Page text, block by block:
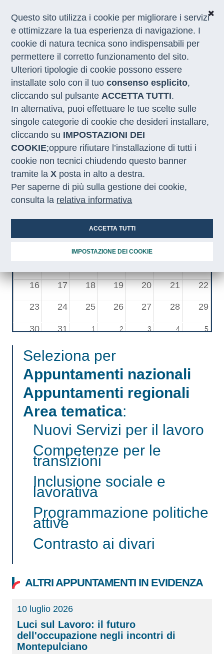
CHI SIAMO
COSA FACCIAMO
I NOSTRI SERVIZI
MEDIA
CON LE REGIONI
Home / Appuntamenti / Agenda
Agenda
agosto 2026
26
27 28 29 30 31 1
2 3 4 5 6 7 8
16 17 18 19 20 21 22
23 24 25 26 27 28 29
30 31 1 2 3 4 5
Seleziona per
Appuntamenti nazionali
Appuntamenti regionali
Area tematica:
Nuovi Servizi per il lavoro
Competenze per le
transizioni
Inclusione sociale e
lavorativa
Programmazione politiche
attive
Contrasto ai divari
ALTRI APPUNTAMENTI IN EVIDENZA
10 luglio 2026
Luci sul Lavoro: il futuro
dell'occupazione negli incontri di
Montepulciano
Questo sito utilizza i cookie per migliorare i servizi
e ottimizzare la tua esperienza di navigazione. I
cookie di natura tecnica sono indispensabili per
permettere il corretto funzionamento del sito.
Ulteriori tipologie di cookie possono essere
installate solo con il tuoconsenso esplicito,
cliccando sul pulsanteACCETTA TUTTI.
In alternativa, puoi effettuare le tue scelte sulle
singole categorie di cookie che desideri installare,
cliccando su IMPOSTAZIONI DEI
COOKIE;oppure rifiutare l’installazione di tutti i
cookie non tecnici chiudendo questo banner
tramite laX posta in alto a destra.
Per saperne di più sulla gestione dei cookie,
consulta la relativa informativa
ACCETTA TUTTI
IMPOSTAZIONE DEI COOKIE